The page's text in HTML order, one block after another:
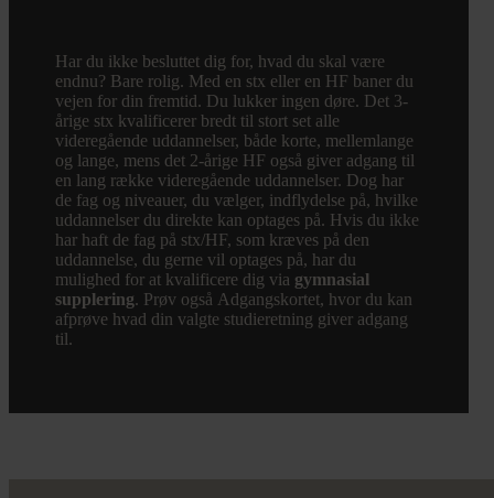
Har du ikke besluttet dig for, hvad du skal være
endnu? Bare rolig. Med en stx eller en HF baner du
vejen for din fremtid. Du lukker ingen døre. Det 3-
årige stx kvalificerer bredt til stort set alle
videregående uddannelser, både korte, mellemlange
og lange, mens det 2-årige HF også giver adgang til
en lang række videregående uddannelser. Dog har
de fag og niveauer, du vælger, indflydelse på, hvilke
uddannelser du direkte kan optages på. Hvis du ikke
har haft de fag på stx/HF, som kræves på den
uddannelse, du gerne vil optages på, har du
mulighed for at kvalificere dig via gymnasial
supplering. Prøv også Adgangskortet, hvor du kan
afprøve hvad din valgte studieretning giver adgang
til.